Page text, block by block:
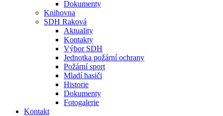
Dokumenty
Knihovna
SDH Raková
Aktuality
Kontakty
Výbor SDH
Jednotka požární ochrany
Požární sport
Mladí hasiči
Historie
Dokumenty
Fotogalerie
Kontakt